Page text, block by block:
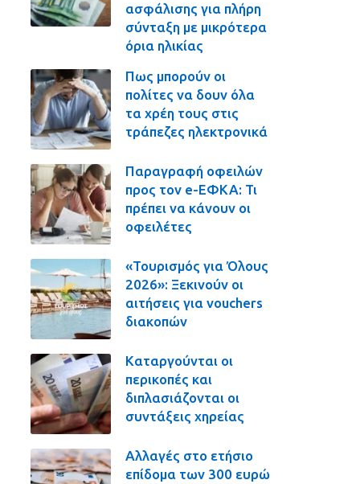
ασφάλισης για πλήρη
σύνταξη με μικρότερα
όρια ηλικίας
Πως μπορούν οι
πολίτες να δουν όλα
τα χρέη τους στις
τράπεζες ηλεκτρονικά
Παραγραφή οφειλών
προς τον e-ΕΦΚΑ: Τι
πρέπει να κάνουν οι
οφειλέτες
«Τουρισμός για Όλους
2026»: Ξεκινούν οι
αιτήσεις για vouchers
διακοπών
Καταργούνται οι
περικοπές και
διπλασιάζονται οι
συντάξεις χηρείας
Αλλαγές στο ετήσιο
επίδομα των 300 ευρώ